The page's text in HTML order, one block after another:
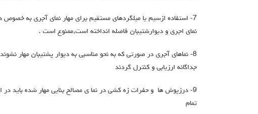
7- استفاده ازسیم یا میلگردهای مستقیم برای مهار نمای آجری به خصوص
نمای اجری و دیوارشتیبان فاصله انداخته است,ممنوع است .
8- نماهای آجري در صورتي که به نحو مناسبی به دیوار پشتیبان مهار
جداگانه ارزیابی و کنترل گردند
9- درزپوش ها و حفرات زه کشی در نما ي مصالح بنایی مهار شده باید در
تمام